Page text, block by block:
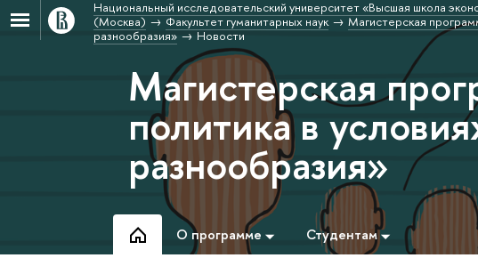
Национальный исследовательский университет «Высшая школа
(Москва)
Факультет гуманитарных наук
Магистерская
разнообразия»
Новости
Магистерская
политика в
разнообразия»
О программе Студентам